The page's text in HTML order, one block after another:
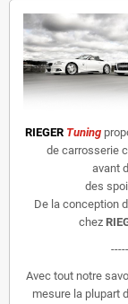
RIEGER Tuning
de carrosserie
avant
des
De la conception
chez
Avec tout notre
mesure la plupart